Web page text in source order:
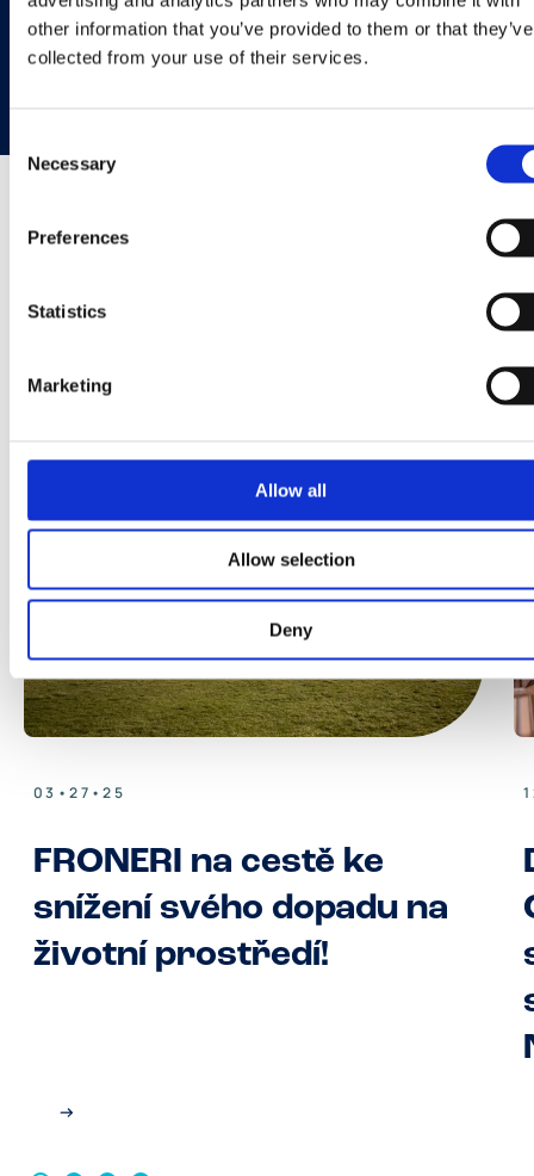
other information that you’ve provided to them or that they’ve
collected from your use of their services.
Selection
Necessary
Preferences
Statistics
Marketing
Allow all
Allow selection
Deny
společenskou odpovědnost.
NAŠE PROJEKTY
Životní prostředí a
03•27•25
FRONERI na cestě ke
snížení svého dopadu na
životní prostředí!